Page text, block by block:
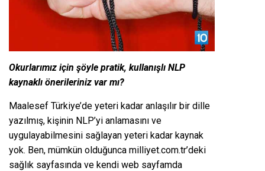
Okurlarımız için şöyle pratik, kullanışlı NLP
kaynaklı önerileriniz var mı?
Maalesef Türkiye’de yeteri kadar anlaşılır bir dille
yazılmış, kişinin NLP’yi anlamasını ve
uygulayabilmesini sağlayan yeteri kadar kaynak
yok. Ben, mümkün olduğunca milliyet.com.tr’deki
sağlık sayfasında ve kendi web sayfamda